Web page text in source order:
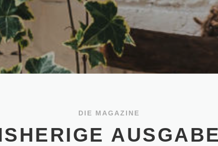
DIE MAGAZINE